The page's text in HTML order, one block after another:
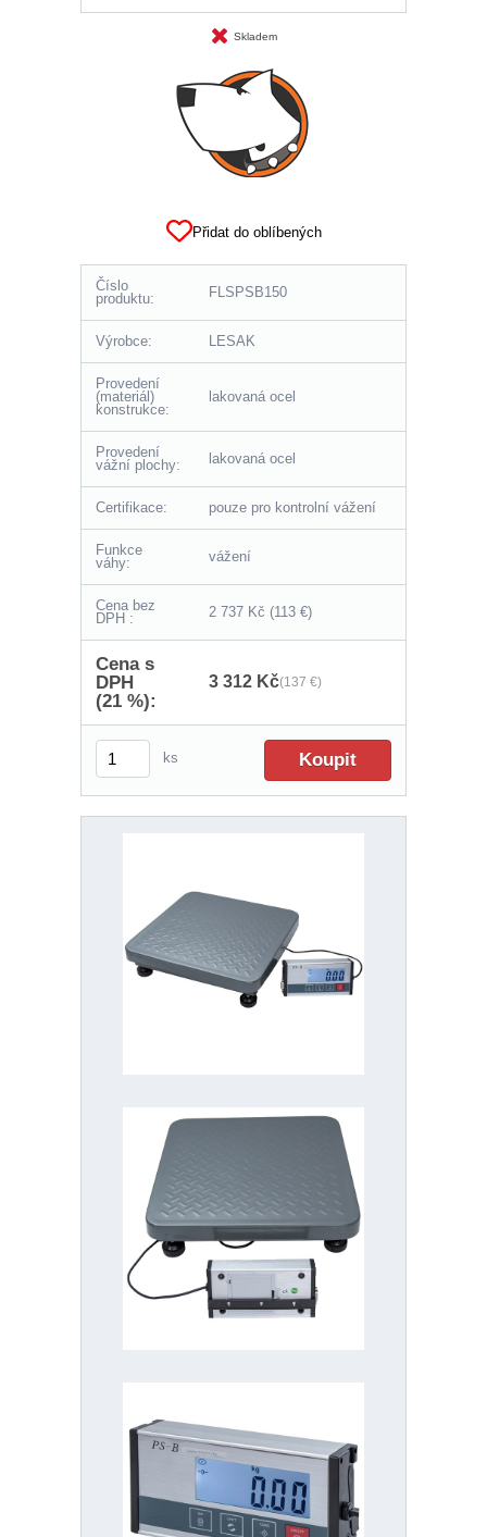
Skladem
Přidat do oblíbených
Číslo
produktu:
FLSPSB150
Výrobce: LESAK
Provedení
(materiál)
konstrukce:
lakovaná ocel
Provedení
vážní plochy:
lakovaná ocel
Certifikace: pouze pro kontrolní vážení
Funkce
váhy:
vážení
Cena bez
DPH :
2 737 Kč (113 €)
Cena s
DPH
(21 %):
3 312 Kč(137 €)
ks